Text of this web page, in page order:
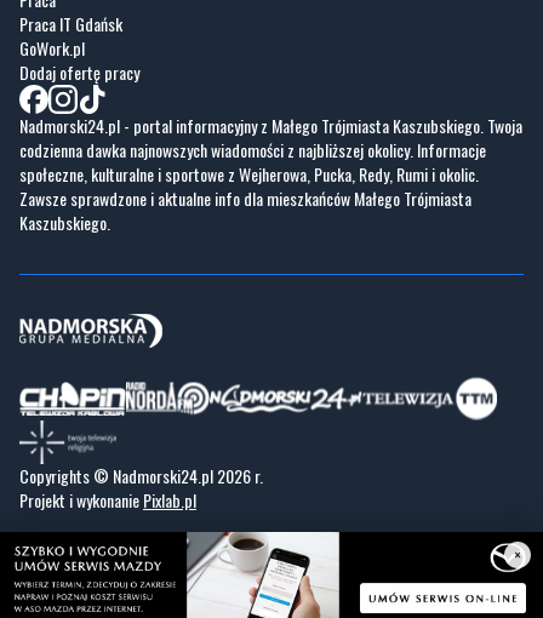
Praca IT Gdańsk
GoWork.pl
Dodaj ofertę pracy
Nadmorski24.pl - portal informacyjny z Małego Trójmiasta Kaszubskiego. Twoja
codzienna dawka najnowszych wiadomości z najbliższej okolicy. Informacje
społeczne, kulturalne i sportowe z Wejherowa, Pucka, Redy, Rumi i okolic.
Zawsze sprawdzone i aktualne info dla mieszkańców Małego Trójmiasta
Kaszubskiego.
Copyrights © Nadmorski24.pl 2026 r.
Projekt i wykonaniePixlab.pl
×